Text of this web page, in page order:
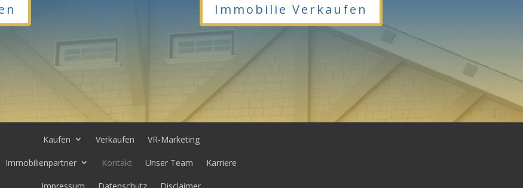
Immobilie Verkaufen
Kaufen Verkaufen VR-Marketing
Immobilienpartner Kontakt Unser Team Karriere